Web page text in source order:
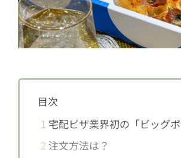
目次
1 宅配ピザ業界初の「ビッグボ
2 注文方法は？